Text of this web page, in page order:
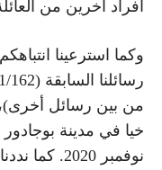
أفراد آخرين من
وكما استرعينا
من بين رسائل أخرى)،
نوفمبر